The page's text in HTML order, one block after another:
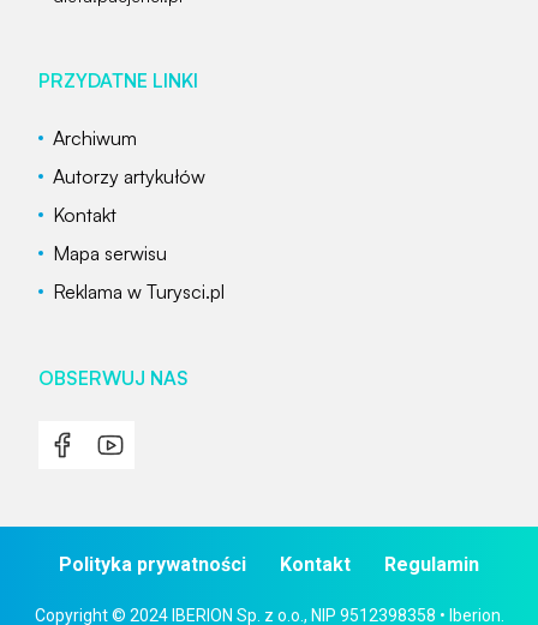
PRZYDATNE LINKI
Archiwum
Autorzy artykułów
Kontakt
Mapa serwisu
Reklama w Turysci.pl
OBSERWUJ NAS
Copyright © 2024 IBERION Sp. z o.o., NIP 9512398358 • Iberion.
Polityka prywatności Kontakt Regulamin